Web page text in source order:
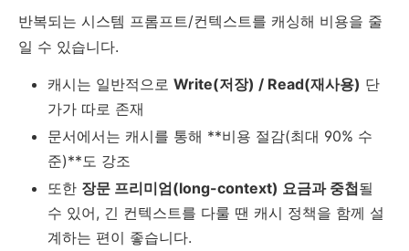
반복되는 시스템 프롬프트/컨텍스트를 캐싱해 비용을 줄
일 수 있습니다.
캐시는 일반적으로 Write(저장) / Read(재사용) 단
가가 따로 존재
문서에서는 캐시를 통해 **비용 절감(최대 90% 수
준)**도 강조
또한 장문 프리미엄(long-context) 요금과 중첩될
수 있어, 긴 컨텍스트를 다룰 땐 캐시 정책을 함께 설
계하는 편이 좋습니다.